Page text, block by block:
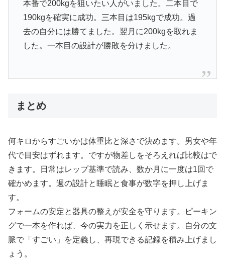
本番で200kgを狙いたい人がいました。二本目で
190kgを確実に成功。三本目は195kgで成功。過
去の自分には勝てました。翌月に200kgを取れま
した。一本目の設計が勝敗を分けました。
まとめ
何キロからすごいかは体重比と深さで決めます。男女や年
代で目安はずれます。ですが物差しをそろえれば比較はで
きます。日常はレップ基準で読み、数か月に一度は1回で
確かめます。週の設計と睡眠と食事が数字を押し上げま
す。
フォームの安定と器具の整えが安全を守ります。ピーキン
グで一本を作れば、今の実力を正しく示せます。自分の文
脈で「すごい」を定義し、再現できる記録を積み上げまし
ょう。